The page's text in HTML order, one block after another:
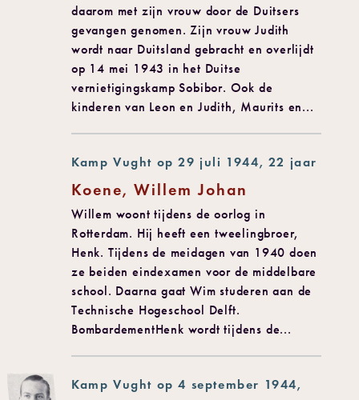
daarom met zijn vrouw door de Duitsers
gevangen genomen. Zijn vrouw Judith
wordt naar Duitsland gebracht en overlijdt
op 14 mei 1943 in het Duitse
vernietigingskamp Sobibor. Ook de
kinderen van Leon en Judith, Maurits en...
Kamp Vught op 29 juli 1944, 22 jaar
Koene, Willem Johan
Willem woont tijdens de oorlog in
Rotterdam. Hij heeft een tweelingbroer,
Henk. Tijdens de meidagen van 1940 doen
ze beiden eindexamen voor de middelbare
school. Daarna gaat Wim studeren aan de
Technische Hogeschool Delft.
BombardementHenk wordt tijdens de...
Kamp Vught op 4 september 1944,